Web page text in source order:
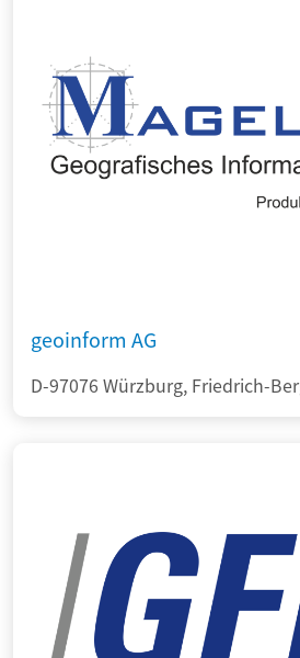
geoinform AG
D-97076 Würzburg, Friedrich-